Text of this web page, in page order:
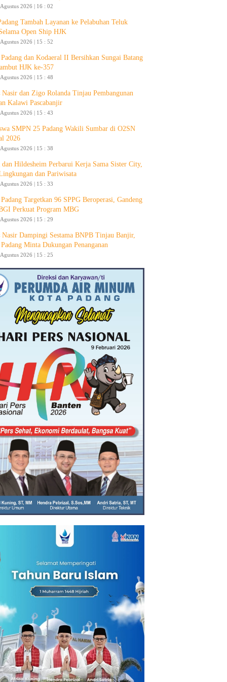
2026 | 16 : 02
Tambah Layanan ke Pelabuhan Teluk
Open Ship HJK
2026 | 15 : 52
dan Kodaeral II Bersihkan Sungai Batang
HJK ke-357
2026 | 15 : 48
Nasir dan Zigo Rolanda Tinjau Pembangunan
Kalawi Pascabanjir
2026 | 15 : 43
SMPN 25 Padang Wakili Sumbar di O2SN
2026
2026 | 15 : 38
dan Hildesheim Perbarui Kerja Sama Sister City,
dan Pariwisata
2026 | 15 : 33
Targetkan 96 SPPG Beroperasi, Gandeng
Perkuat Program MBG
2026 | 15 : 29
Nasir Dampingi Sestama BNPB Tinjau Banjir,
Minta Dukungan Penanganan
2026 | 15 : 25